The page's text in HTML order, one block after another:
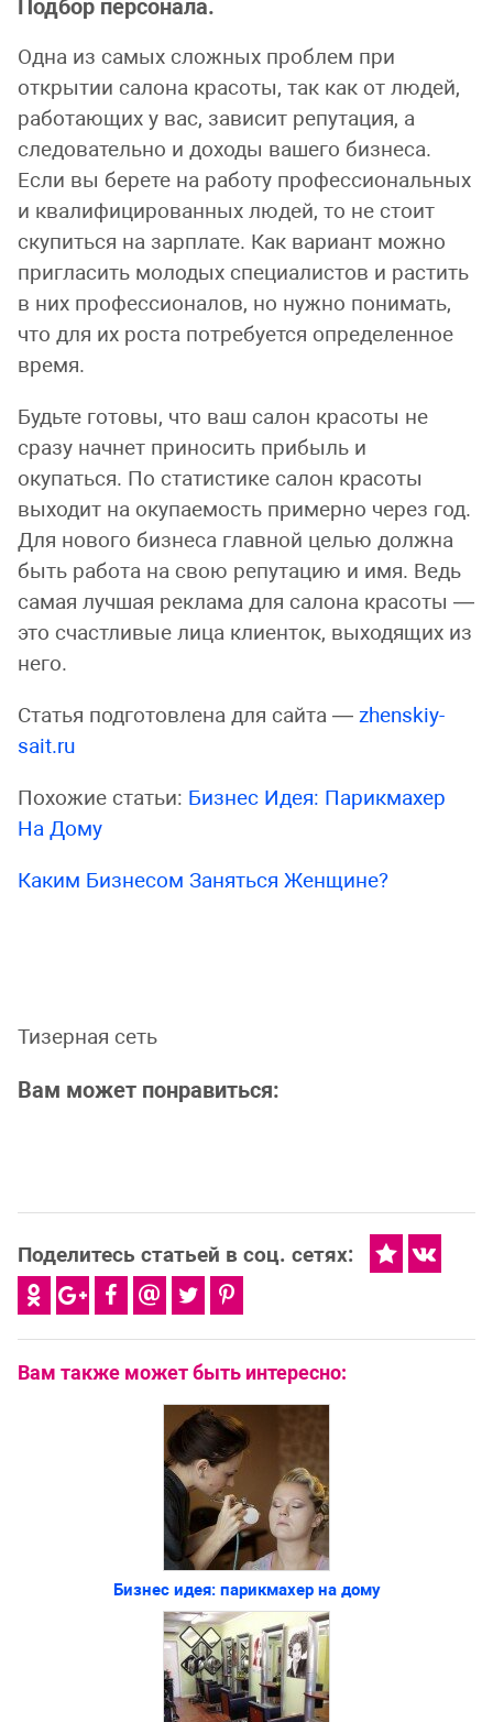
Подбор персонала.
Одна из самых сложных проблем при
открытии салона красоты, так как от людей,
работающих у вас, зависит репутация, а
следовательно и доходы вашего бизнеса.
Если вы берете на работу профессиональных
и квалифицированных людей, то не стоит
скупиться на зарплате. Как вариант можно
пригласить молодых специалистов и растить
в них профессионалов, но нужно понимать,
что для их роста потребуется определенное
время.
Будьте готовы, что ваш салон красоты не
сразу начнет приносить прибыль и
окупаться. По статистике салон красоты
выходит на окупаемость примерно через год.
Для нового бизнеса главной целью должна
быть работа на свою репутацию и имя. Ведь
самая лучшая реклама для салона красоты —
это счастливые лица клиенток, выходящих из
него.
Статья подготовлена для сайта — zhenskiy-
sait.ru
Похожие статьи: Бизнес Идея: Парикмахер
На Дому
Каким Бизнесом Заняться Женщине?
Тизерная сеть
Вам может понравиться:
Поделитесь статьей в соц. сетях:
Вам также может быть интересно:
Бизнес идея: парикмахер на дому